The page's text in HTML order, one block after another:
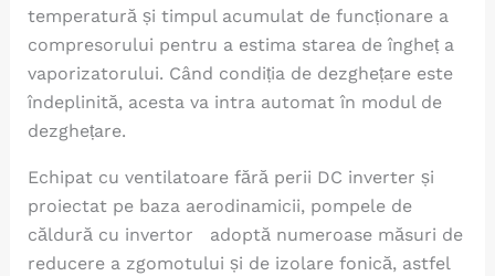
temperatură și timpul acumulat de funcționare a
compresorului pentru a estima starea de îngheț a
vaporizatorului. Când condiția de dezghețare este
îndeplinită, acesta va intra automat în modul de
dezghețare.
Echipat cu ventilatoare fără perii DC inverter și
proiectat pe baza aerodinamicii, pompele de
căldură cu invertor adoptă numeroase măsuri de
reducere a zgomotului și de izolare fonică, astfel